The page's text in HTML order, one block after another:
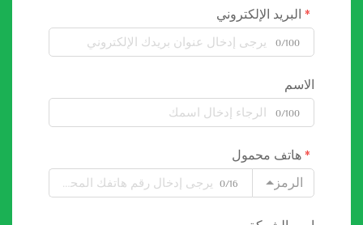
البريد الإلكتروني
0/100
الاسم
0/100
هاتف محمول
الرمز
0/16